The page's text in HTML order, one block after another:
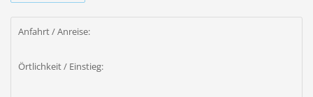
Anfahrt / Anreise:
Örtlichkeit / Einstieg: